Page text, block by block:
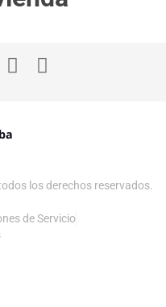
los derechos reservados.
de Servicio